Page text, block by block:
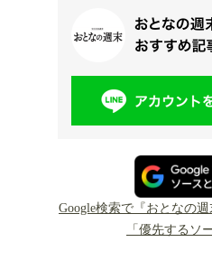
Google検索で『おとなの
「優先するソ